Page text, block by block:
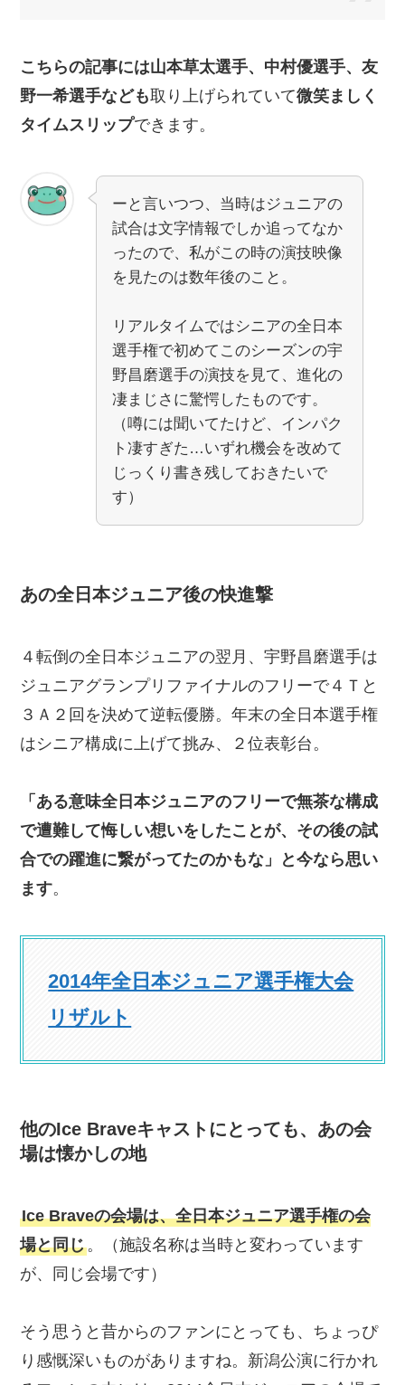
こちらの記事には山本草太選手、中村優選手、友
野一希選手なども取り上げられていて微笑ましく
タイムスリップできます。
ーと言いつつ、当時はジュニアの
試合は文字情報でしか追ってなか
ったので、私がこの時の演技映像
を見たのは数年後のこと。
リアルタイムではシニアの全日本
選手権で初めてこのシーズンの宇
野昌磨選手の演技を見て、進化の
凄まじさに驚愕したものです。
（噂には聞いてたけど、インパク
ト凄すぎた…いずれ機会を改めて
じっくり書き残しておきたいで
す）
あの全日本ジュニア後の快進撃
４転倒の全日本ジュニアの翌月、宇野昌磨選手は
ジュニアグランプリファイナルのフリーで４Ｔと
３Ａ２回を決めて逆転優勝。年末の全日本選手権
はシニア構成に上げて挑み、２位表彰台。
「ある意味全日本ジュニアのフリーで無茶な構成
で遭難して悔しい想いをしたことが、その後の試
合での躍進に繋がってたのかもな」と今なら思い
ます。
2014年全日本ジュニア選手権大会
リザルト
他のIce Braveキャストにとっても、あの会
場は懐かしの地
Ice Braveの会場は、全日本ジュニア選手権の会
場と同じ。（施設名称は当時と変わっています
が、同じ会場です）
そう思うと昔からのファンにとっても、ちょっぴ
り感慨深いものがありますね。新潟公演に行かれ